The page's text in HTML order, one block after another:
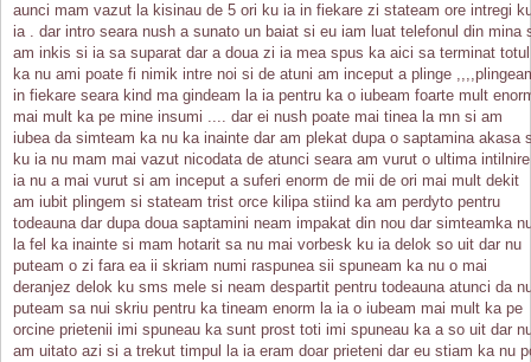
aunci mam vazut la kisinau de 5 ori ku ia in fiekare zi stateam ore intregi
ia . dar intro seara nush a sunato un baiat si eu iam luat telefonul din mina
am inkis si ia sa suparat dar a doua zi ia mea spus ka aici sa terminat totul
ka nu ami poate fi nimik intre noi si de atuni am inceput a plinge
in fiekare seara kind ma gindeam la ia pentru ka o iubeam foarte mult
mai mult ka pe mine insumi .... dar ei nush poate mai tinea la mn si am
iubea da simteam ka nu ka inainte dar am plekat dupa o saptamina akasa
ku ia nu mam mai vazut nicodata de atunci seara am vurut o ultima intilnire
ia nu a mai vurut si am inceput a suferi enorm de mii de ori mai mult dekit
am iubit plingem si stateam trist orce kilipa stiind ka am perdyto pentru
todeauna dar dupa doua saptamini neam impakat din nou dar simteamka
la fel ka inainte si mam hotarit sa nu mai vorbesk ku ia delok so uit dar nu
puteam o zi fara ea ii skriam numi raspunea sii spuneam ka nu o mai
deranjez delok ku sms mele si neam despartit pentru todeauna atunci da
puteam sa nui skriu pentru ka tineam enorm la ia o iubeam mai mult ka pe
orcine prietenii imi spuneau ka sunt prost toti imi spuneau ka a so uit dar
am uitato azi si a trekut timpul la ia eram doar prieteni dar eu stiam ka nu